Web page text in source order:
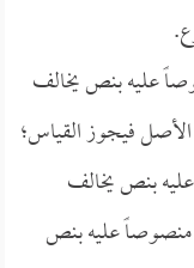
عليه بنص يخالف
فيجوز القياس؛
عليه بنص يخالف
منصوصاً عليه بنص